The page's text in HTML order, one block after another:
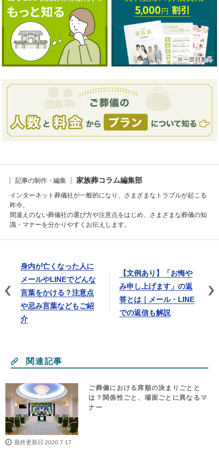
記事の制作・編集 家族葬コラム編集部
インターネット葬儀社が一般的になり、さまざまなトラブルが起こる
昨今。
間違えのない葬儀社の選び方や注意点をはじめ、さまざまな葬儀の知
識・マナーを分かりやすくお伝えします。
身内が亡くなった人に
メールやLINEでどんな
言葉をかける？注意点
や忌み言葉などもご紹
介
【文例あり】「お悔や
み申し上げます」の返
答とは｜メール・LINE
での返信も解説
関連記事
ご葬儀における席順の決まりごとと
は？関係性ごと、場面ごとに異なるマ
ナー
最終更新日 2020.7.17